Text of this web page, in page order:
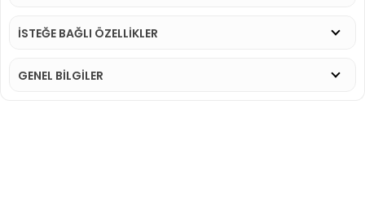
İSTEĞE BAĞLI ÖZELLİKLER
GENEL BİLGİLER